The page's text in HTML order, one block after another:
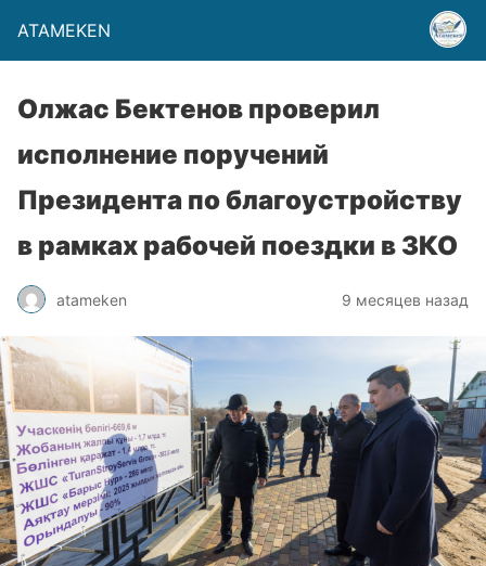
ATAMEKEN
Олжас Бектенов проверил
исполнение поручений
Президента по благоустройству
в рамках рабочей поездки в ЗКО
atameken 9 месяцев назад